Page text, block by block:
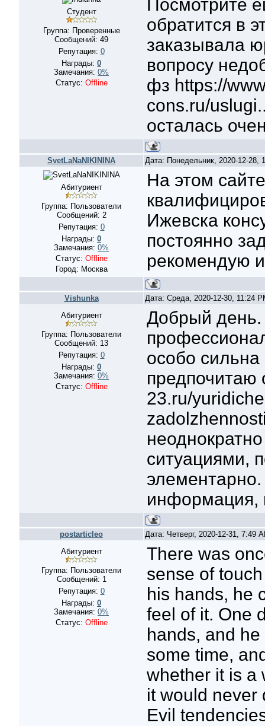
Студент
Группа: Проверенные
Сообщений: 49
Репутация: 0
Награды: 0
Замечания: 0%
Статус: Offline
Посмотрите
обратится в
заказывала
вопросу
фз https://
cons.ru/
осталась
SvetLaNaNIKININA Дата: Понедельник, 2020-12-
Абитуриент
Группа: Пользователи
Сообщений: 2
Репутация: 0
Награды: 0
Замечания: 0%
Статус: Offline
Город: Москва
На этом
Ижевска
постоянно
рекомендую
Vishunka
Дата: Среда, 2020-12-30, 11:24
Абитуриент
Группа: Пользователи
Сообщений: 13
Репутация: 0
Награды: 0
Замечания: 0%
Статус: Offline
Добрый день.
особо
предпочитаю
23.ru/
ситуациями,
информация,
postarticleo
Дата: Четверг, 2020-12-31, 7:49
Абитуриент
Группа: Пользователи
Сообщений: 1
Репутация: 0
Награды: 0
Замечания: 0%
Статус: Offline
There was
sense of
his hands, he
feel of it. One
hands, and
some time,
whether it is a
it would never
Evil